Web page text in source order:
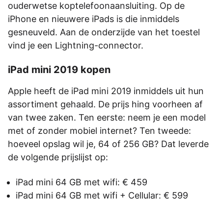
ouderwetse koptelefoonaansluiting. Op de
iPhone en nieuwere iPads is die inmiddels
gesneuveld. Aan de onderzijde van het toestel
vind je een Lightning-connector.
iPad mini 2019 kopen
Apple heeft de iPad mini 2019 inmiddels uit hun
assortiment gehaald. De prijs hing voorheen af
van twee zaken. Ten eerste: neem je een model
met of zonder mobiel internet? Ten tweede:
hoeveel opslag wil je, 64 of 256 GB? Dat leverde
de volgende prijslijst op:
iPad mini 64 GB met wifi: € 459
iPad mini 64 GB met wifi + Cellular: € 599